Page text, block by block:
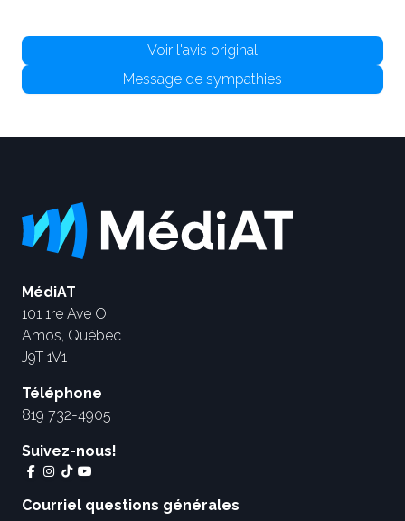
Voir l'avis original
Message de sympathies
MédiAT
101 1re Ave O
Amos, Québec
J9T 1V1
Téléphone
819 732-4905
Suivez-nous!
Courriel questions générales